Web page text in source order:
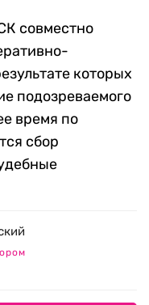
совместно
которых
подозреваемого
время по
сбор